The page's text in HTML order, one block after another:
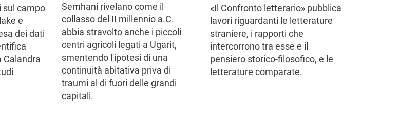
sul campo
e
dei dati
Calandra
Semhani rivelano come il
collasso del II millennio a.C.
abbia stravolto anche i piccoli
centri agricoli legati a Ugarit,
smentendo l'ipotesi di una
continuità abitativa priva di
traumi al di fuori delle grandi
capitali.
«Il Confronto letterario» pubblica
lavori riguardanti le letterature
straniere, i rapporti che
intercorrono tra esse e il
pensiero storico-filosofico, e le
letterature comparate.